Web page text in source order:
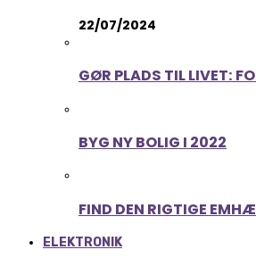
22/07/2024
GØR PLADS TIL LIVET:
BYG NY BOLIG I 2022
FIND DEN RIGTIGE
ELEKTRONIK